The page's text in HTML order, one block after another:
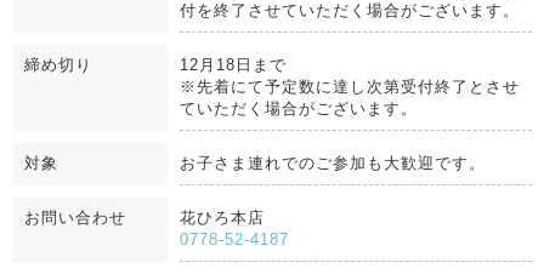
付を終了させていただく場合がございます。
締め切り
12月18日まで
※先着にて予定数に達し次第受付終了とさせ
ていただく場合がございます。
対象 お子さま連れでのご参加も大歓迎です。
お問い合わせ
花ひろ本店
0778-52-4187